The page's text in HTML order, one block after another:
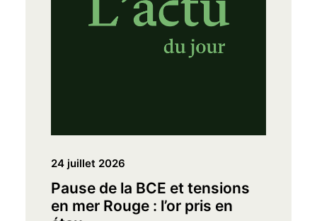
24 juillet 2026
Pause de la BCE et tensions
en mer Rouge : l’or pris en